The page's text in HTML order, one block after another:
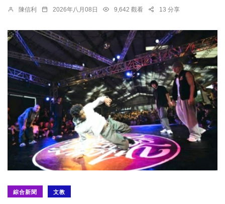
陳信利 2026年八月08日 9,642 觀看 13 分享
綜合新聞 文教